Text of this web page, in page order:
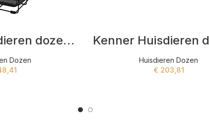
Kimball Huisdieren dozen Zwart
Dozen
Huisdieren Dozen
€ 203,81